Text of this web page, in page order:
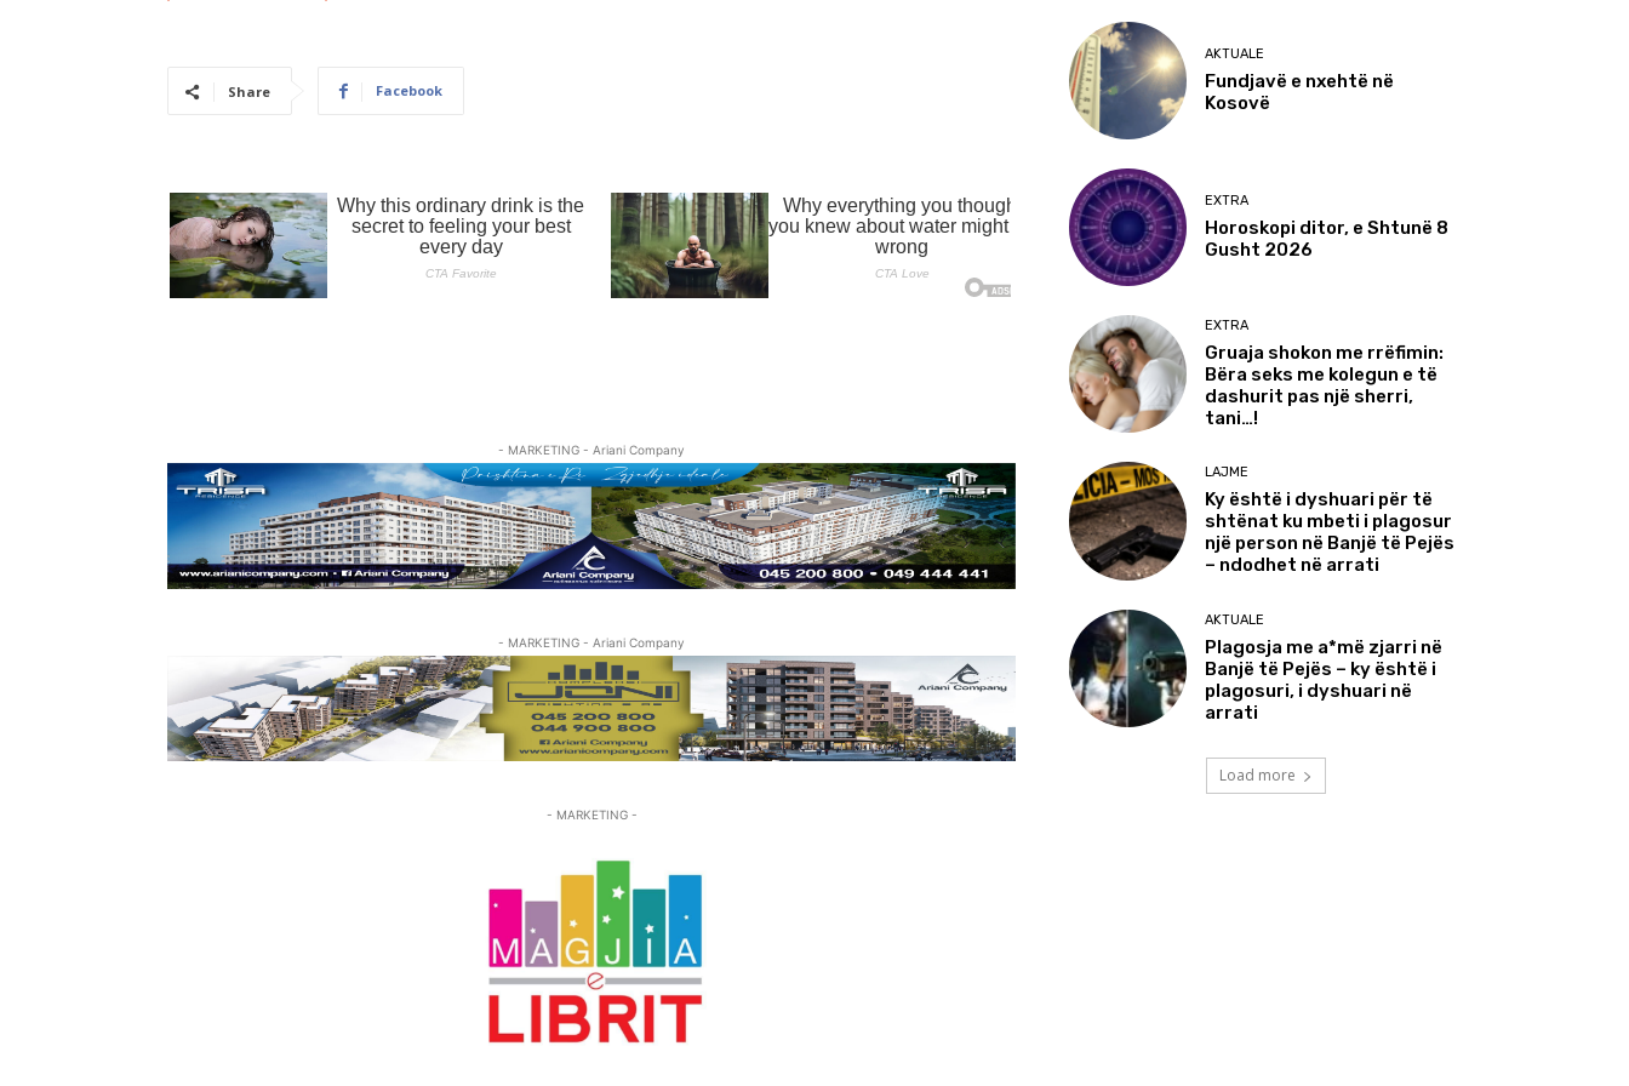
Share Facebook
- MARKETING - Ariani Company
- MARKETING - Ariani Company
- MARKETING -
AKTUALE
Fundjavë e nxehtë në
Kosovë
EXTRA
Horoskopi ditor, e Shtunë 8
Gusht 2026
EXTRA
Gruaja shokon me rrëfimin:
Bëra seks me kolegun e të
dashurit pas një sherri,
tani…!
LAJME
Ky është i dyshuari për të
shtënat ku mbeti i plagosur
një person në Banjë të Pejës
– ndodhet në arrati
AKTUALE
Plagosja me a*më zjarri në
Banjë të Pejës – ky është i
plagosuri, i dyshuari në
arrati
Load more